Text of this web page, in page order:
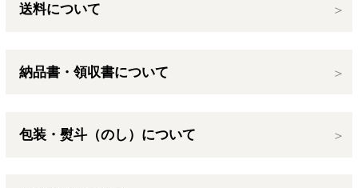
送料について
納品書・領収書について
包装・熨斗（のし）について